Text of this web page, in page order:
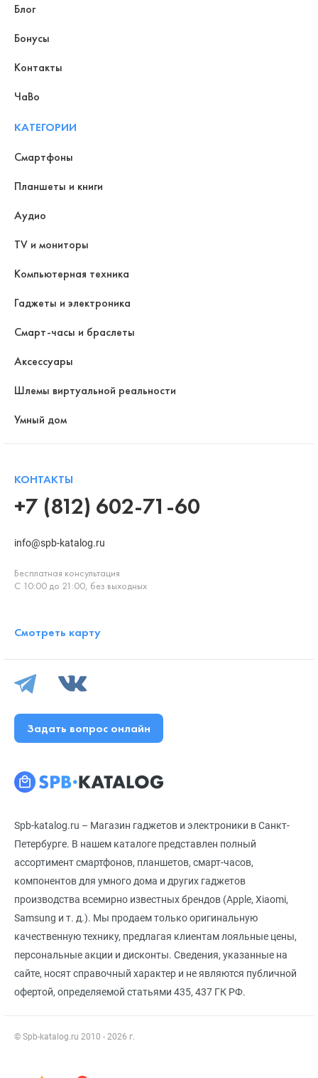
Spb-katalog.ru – Магазин гаджетов и электроники в Санкт-
Петербурге. В нашем каталоге представлен полный
ассортимент смартфонов, планшетов, смарт-часов,
компонентов для умного дома и других гаджетов
производства всемирно известных брендов (Apple, Xiaomi,
Samsung и т. д.). Мы продаем только оригинальную
качественную технику, предлагая клиентам лояльные цены,
персональные акции и дисконты. Сведения, указанные на
сайте, носят справочный характер и не являются публичной
офертой, определяемой статьями 435, 437 ГК РФ.
© Spb-katalog.ru 2010 - 2026 г.
Блог
Бонусы
Контакты
ЧаВо
КАТЕГОРИИ
Смартфоны
Планшеты и книги
Аудио
TV и мониторы
Компьютерная техника
Гаджеты и электроника
Смарт-часы и браслеты
Аксессуары
Шлемы виртуальной реальности
Умный дом
КОНТАКТЫ
+7 (812) 602-71-60
info@spb-katalog.ru
Бесплатная консультация
С 10:00 до 21:00, без выходных
Смотреть карту
Задать вопрос онлайн